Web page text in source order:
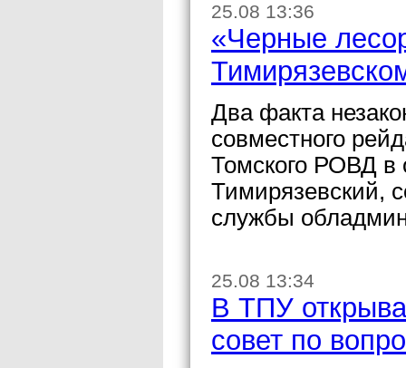
25.08 13:36
«Черные
Два факта
совместного
Томского РОВД в
Тимирязевский,
службы
25.08 13:34
В ТПУ
совет по